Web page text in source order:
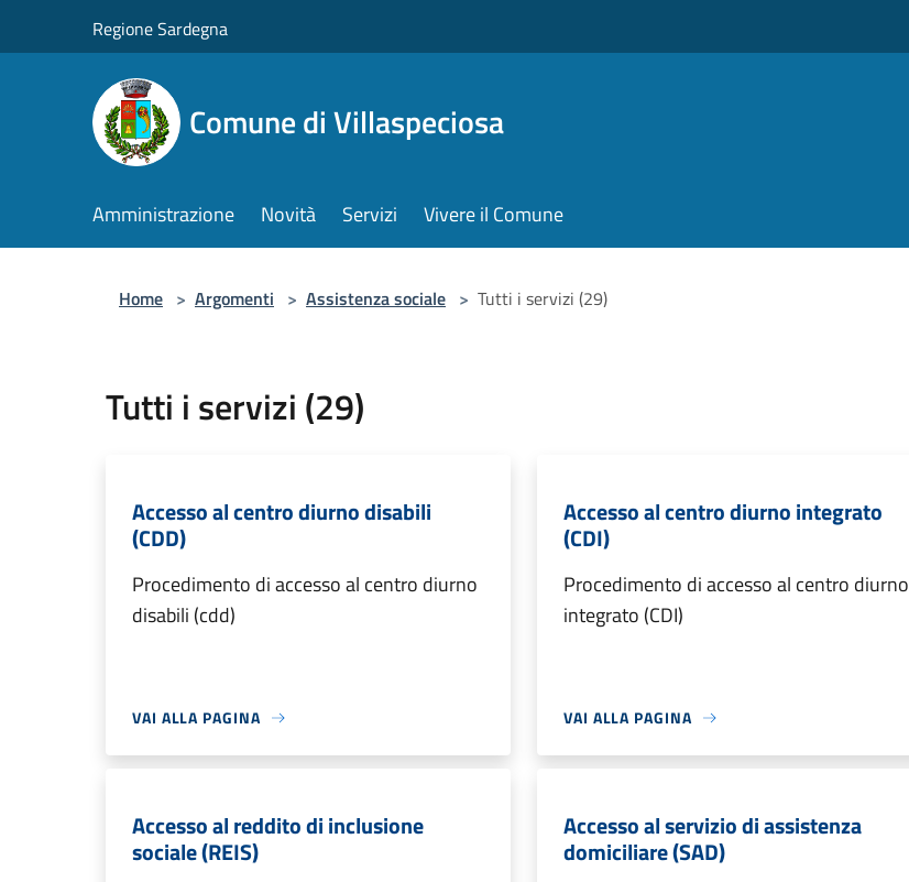
Regione Sardegna
Comune di Villaspeciosa
Amministrazione Novità Servizi Vivere il Comune
Home > Argomenti > Assistenza sociale > Tutti i servizi (29)
Tutti i servizi (29)
Accesso al centro diurno disabili
(CDD)
Procedimento di accesso al centro diurno
disabili (cdd)
VAI ALLA PAGINA
Accesso al centro diurno integrato
(CDI)
Procedimento di accesso al centro diurno
integrato (CDI)
VAI ALLA PAGINA
Accesso al reddito di inclusione
sociale (REIS)
Accesso al servizio di assistenza
domiciliare (SAD)